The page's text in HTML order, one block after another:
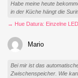
Habe meine heute
in der Küche hängt die
→ Hue Datura: Einzelne
Mario
Bei mir ist das
Zwischenspeicher. Wie